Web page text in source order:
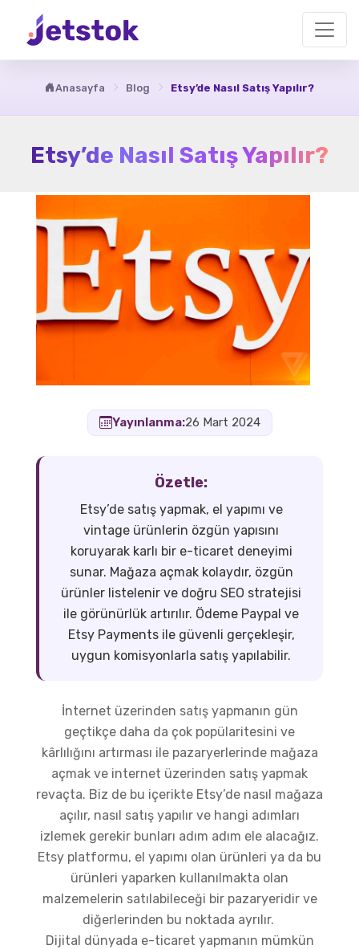
Anasayfa Blog Etsy’de Nasıl Satış Yapılır?
Etsy’de Nasıl Satış Yapılır?
Yayınlanma:26 Mart 2024
Özetle:
Etsy’de satış yapmak, el yapımı ve
vintage ürünlerin özgün yapısını
koruyarak karlı bir e-ticaret deneyimi
sunar. Mağaza açmak kolaydır, özgün
ürünler listelenir ve doğru SEO stratejisi
ile görünürlük artırılır. Ödeme Paypal ve
Etsy Payments ile güvenli gerçekleşir,
uygun komisyonlarla satış yapılabilir.
İnternet üzerinden satış yapmanın gün
geçtikçe daha da çok popülaritesini ve
kârlılığını artırması ile pazaryerlerinde mağaza
açmak ve internet üzerinden satış yapmak
revaçta. Biz de bu içerikte Etsy’de nasıl mağaza
açılır, nasıl satış yapılır ve hangi adımları
izlemek gerekir bunları adım adım ele alacağız.
Etsy platformu, el yapımı olan ürünleri ya da bu
ürünleri yaparken kullanılmakta olan
malzemelerin satılabileceği bir pazaryeridir ve
diğerlerinden bu noktada ayrılır.
Dijital dünyada e-ticaret yapmanın mümkün